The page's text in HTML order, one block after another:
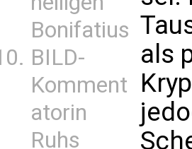
Bonifatius
BILD-
Komment
atorin
Ruhs
als